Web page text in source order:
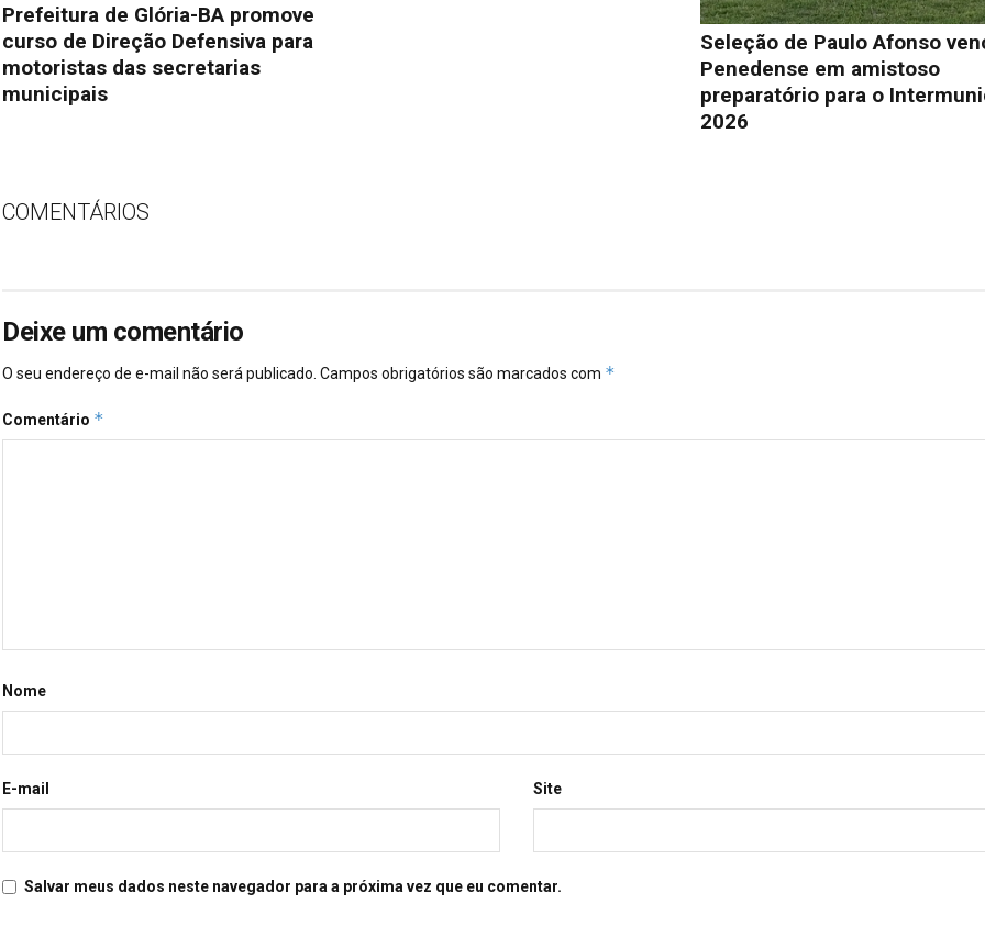
Prefeitura de Glória-BA promove
curso de Direção Defensiva para
motoristas das secretarias
municipais
Seleção de Paulo Afonso
Penedense em amistoso
preparatório para o
2026
COMENTÁRIOS
Deixe um comentário
O seu endereço de e-mail não será publicado. Campos obrigatórios são marcados com *
Comentário *
Nome
E-mail Site
Salvar meus dados neste navegador para a próxima vez que eu comentar.